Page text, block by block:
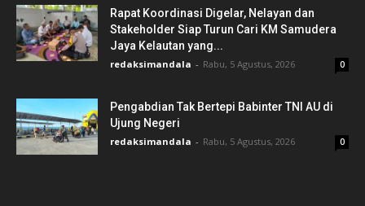
Rapat Koordinasi Digelar, Nelayan dan
Stakeholder Siap Turun Cari KM Samudera
Jaya Kelautan yang...
redaksimandala - Rabu, 5 Agustus, 2026 0
Pengabdian Tak Bertepi Babinter TNI AU di
Ujung Negeri
redaksimandala - Rabu, 5 Agustus, 2026 0